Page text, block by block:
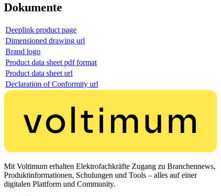
Dokumente
Deeplink product page
Dimensioned drawing url
Brand logo
Product data sheet pdf format
Product data sheet url
Declaration of Conformity url
Mit Voltimum erhalten Elektrofachkräfte Zugang zu Branchennews,
Produktinformationen, Schulungen und Tools – alles auf einer
digitalen Plattform und Community.